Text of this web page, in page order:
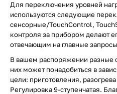
Для переключения уровней
используются следующие
сенсорные/TouchControl,
контроля за прибором делают
отвечающим на главные
В вашем распоряжении разные
них может понадобиться в
цели: приготовления,
Регулировка 9-ступенчатая.